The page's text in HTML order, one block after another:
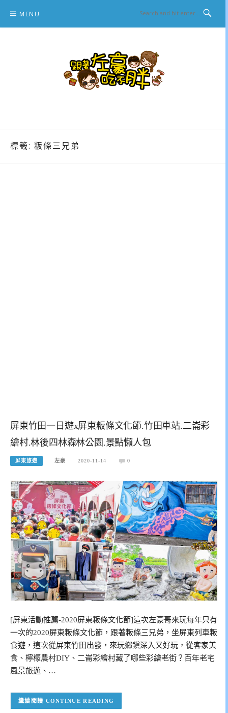
content
MENU
標籤: 粄條三兄弟
屏東竹田一日遊x屏東粄條文化節.竹田車站.二崙彩
繪村.林後四林森林公園.景點懶人包
屏東旅遊 左豪 2020-11-14 0
[屏東活動推薦-2020屏東粄條文化節]這次左豪哥來玩每年只有
一次的2020屏東粄條文化節，跟著粄條三兄弟，坐屏東列車粄
食遊，這次從屏東竹田出發，來玩鄉鎭深入又好玩，從客家美
食、檸檬農村DIY、二崙彩繪村藏了哪些彩繪老街？百年老宅
風景旅遊、…
CONTINUE READING